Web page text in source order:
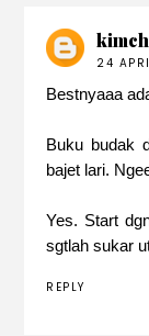
24
Bestnyaaa
Buku budak
bajet lari.
Yes. Start
sgtlah sukar
REPLY